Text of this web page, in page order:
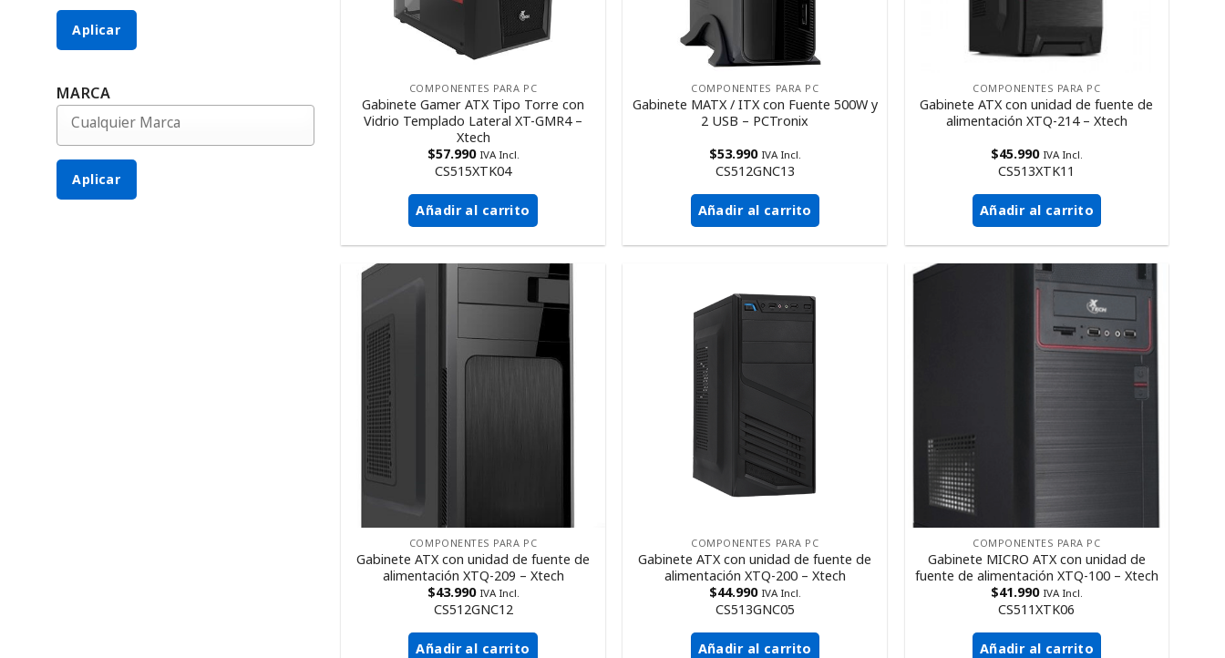
Aplicar
MARCA
Aplicar
COMPONENTES PARA PC
Gabinete Gamer ATX Tipo Torre con
Vidrio Templado Lateral XT-GMR4 –
Xtech
$57.990 IVA Incl.
CS515XTK04
Añadir al carrito
COMPONENTES PARA PC
Gabinete MATX / ITX con Fuente 500W y
2 USB – PCTronix
$53.990 IVA Incl.
CS512GNC13
Añadir al carrito
COMPONENTES PARA PC
Gabinete ATX con unidad de fuente de
alimentación XTQ-214 – Xtech
$45.990 IVA Incl.
CS513XTK11
Añadir al carrito
COMPONENTES PARA PC
Gabinete ATX con unidad de fuente de
alimentación XTQ-209 – Xtech
$43.990 IVA Incl.
CS512GNC12
Añadir al carrito
COMPONENTES PARA PC
Gabinete ATX con unidad de fuente de
alimentación XTQ-200 – Xtech
$44.990 IVA Incl.
CS513GNC05
Añadir al carrito
COMPONENTES PARA PC
Gabinete MICRO ATX con unidad de
fuente de alimentación XTQ-100 – Xtech
$41.990 IVA Incl.
CS511XTK06
Añadir al carrito